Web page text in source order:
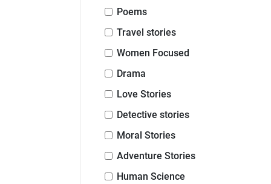
Poems
Travel stories
Women Focused
Drama
Love Stories
Detective stories
Moral Stories
Adventure Stories
Human Science